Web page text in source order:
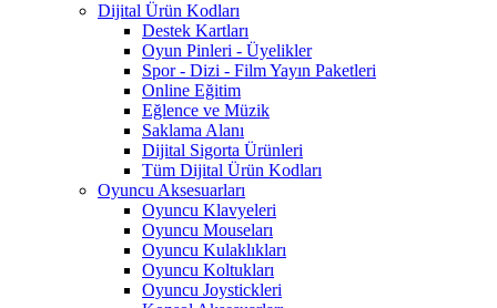
Dijital Ürün Kodları
Destek Kartları
Oyun Pinleri - Üyelikler
Spor - Dizi - Film Yayın Paketleri
Online Eğitim
Eğlence ve Müzik
Saklama Alanı
Dijital Sigorta Ürünleri
Tüm Dijital Ürün Kodları
Oyuncu Aksesuarları
Oyuncu Klavyeleri
Oyuncu Mouseları
Oyuncu Kulaklıkları
Oyuncu Koltukları
Oyuncu Joystickleri